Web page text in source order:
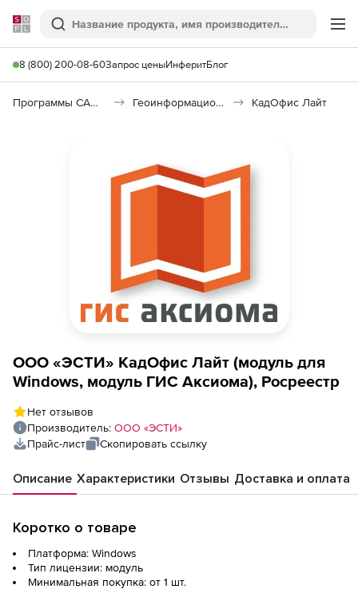
Softline
Поиск
8 (800) 200-08-60Запрос ценыИнферитБлог
Программы САПР и ГИС Геоинформационные системы (ГИС) КадОфис Лайт
ООО «ЭСТИ» КадОфис Лайт (модуль для
Windows, модуль ГИС Аксиома), Росреестр
Нет отзывов
Производитель: ООО «ЭСТИ»
Прайс-лист
Скопировать ссылку
Описание Характеристики Отзывы Доставка и оплата
Коротко о товаре
Платформа: Windows
Тип лицензии: модуль
Минимальная покупка: от 1 шт.